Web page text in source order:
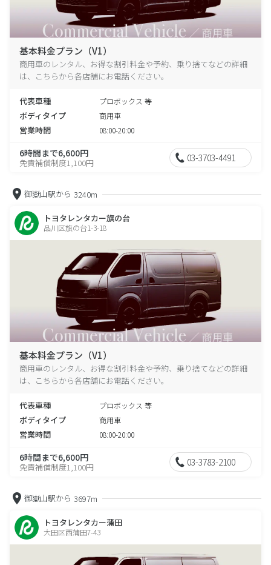
基本料金プラン（V1）
商用車のレンタル、お得な割引料金や予約、乗り捨てなどの詳細
は、こちらから各店舗にお電話ください。
代表車種 プロボックス 等
ボディタイプ 商用車
営業時間 08:00-20:00
6時間まで6,600円
免責補償制度1,100円 03-3703-4491
御嶽山駅から 3240m
トヨタレンタカー旗の台
品川区旗の台1-3-18
基本料金プラン（V1）
商用車のレンタル、お得な割引料金や予約、乗り捨てなどの詳細
は、こちらから各店舗にお電話ください。
代表車種 プロボックス 等
ボディタイプ 商用車
営業時間 08:00-20:00
6時間まで6,600円
免責補償制度1,100円 03-3783-2100
御嶽山駅から 3697m
トヨタレンタカー蒲田
大田区西蒲田7-43